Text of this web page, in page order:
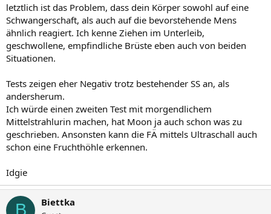
letztlich ist das Problem, dass dein Körper sowohl auf eine
Schwangerschaft, als auch auf die bevorstehende Mens
ähnlich reagiert. Ich kenne Ziehen im Unterleib,
geschwollene, empfindliche Brüste eben auch von beiden
Situationen.
Tests zeigen eher Negativ trotz bestehender SS an, als
andersherum.
Ich würde einen zweiten Test mit morgendlichem
Mittelstrahlurin machen, hat Moon ja auch schon was zu
geschrieben. Ansonsten kann die FÄ mittels Ultraschall auch
schon eine Fruchthöhle erkennen.
Idgie
B Biettka